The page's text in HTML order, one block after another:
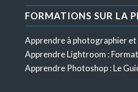
FORMATIONS SUR LA
Apprendre à photographier
Apprendre Lightroom :
Apprendre Photoshop : Le